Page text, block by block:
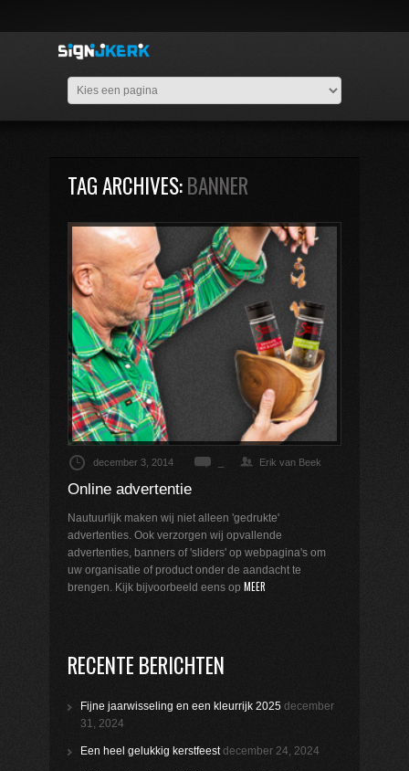
TAG ARCHIVES:BANNER
december 3, 2014 Erik van Beek
Online advertentie
Nautuurlijk maken wij niet alleen 'gedrukte'
advertenties. Ook verzorgen wij opvallende
advertenties, banners of 'sliders' op webpagina's om
uw organisatie of product onder de aandacht te
brengen. Kijk bijvoorbeeld eens op MEER
RECENTE BERICHTEN
Fijne jaarwisseling en een kleurrijk 2025 december
31, 2024
Een heel gelukkig kerstfeest december 24, 2024